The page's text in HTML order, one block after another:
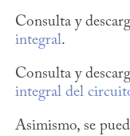
Consulta y
integral.
Consulta y
integral del
Asimismo, se